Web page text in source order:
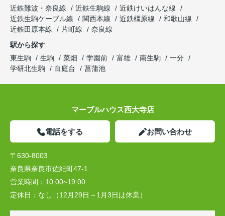
近鉄難波・奈良線
近鉄生駒線
近鉄けいはんな線
近鉄生駒ケーブル線
関西本線 近鉄橿原線
和歌山線
近鉄田原本線
片町線
奈良線
駅から探す
東生駒
生駒 菜畑 学園前 富雄 南生駒
一分
学研北生駒
白庭台 菖蒲池
マーブルハウス西大寺店
電話をする お問い合わせ
〒630-8003
奈良県奈良市佐紀町47-1
営業時間： 10:00~19:00
定休日： なし（12月29日～1月3日は休業）